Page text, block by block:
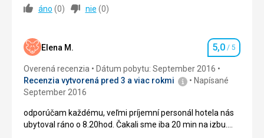
Ubytovanie
Služby 4,0/ 5
Cena 4,0
áno (0) nie (0)
Elena M. Hodnotenie
5,0 / 5
Overená recenzia
Dátum pobytu: September 2016
Recenzia vytvorená pred 3 a viac rokmi
Napísané
September 2016
odporúčam každému, veľmi príjemní personál hotela nás
ubytoval ráno o 8.20hod. Čakali sme iba 20 min na izbu.